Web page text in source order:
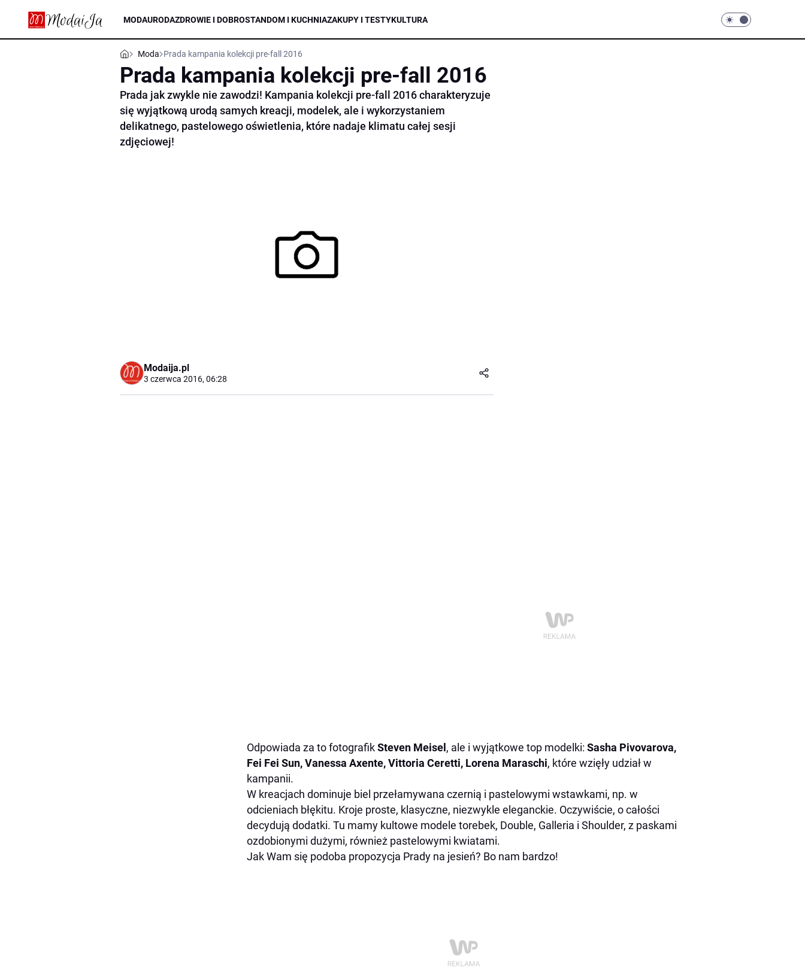
MODAURODAZDROWIE I DOBROSTANDOM I KUCHNIAZAKUPY I TESTYKULTURA
Moda Prada kampania kolekcji pre-fall 2016
Prada kampania kolekcji pre-fall 2016
Prada jak zwykle nie zawodzi! Kampania kolekcji pre-fall 2016 charakteryzuje
się wyjątkową urodą samych kreacji, modelek, ale i wykorzystaniem
delikatnego, pastelowego oświetlenia, które nadaje klimatu całej sesji
zdjęciowej!
Modaija.pl
3 czerwca 2016, 06:28
Odpowiada za to fotografikSteven Meisel , ale i wyjątkowe top modelki: Sasha Pivovarova,
Fei Fei Sun, Vanessa Axente, Vittoria Ceretti, Lorena Maraschi, które wzięły udział w
kampanii.
W kreacjach dominuje biel przełamywana czernią i pastelowymi wstawkami, np. w
odcieniach błękitu. Kroje proste, klasyczne, niezwykle eleganckie. Oczywiście, o całości
decydują dodatki. Tu mamy kultowe modele torebek, Double, Galleria i Shoulder, z paskami
ozdobionymi dużymi, również pastelowymi kwiatami.
Jak Wam się podoba propozycja Prady na jesień? Bo nam bardzo!